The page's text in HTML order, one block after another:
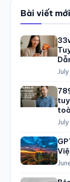
Bài viết mới